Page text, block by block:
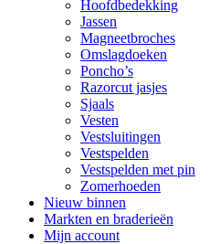
Hoofdbedekking
Jassen
Magneetbroches
Omslagdoeken
Poncho’s
Razorcut jasjes
Sjaals
Vesten
Vestsluitingen
Vestspelden
Vestspelden met pin
Zomerhoeden
Nieuw binnen
Markten en braderieën
Mijn account